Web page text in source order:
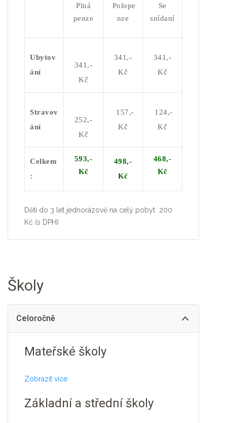
Plná
penze
Polope
nze
Se
snídaní
Ubytov
ání
341,-
Kč
341,-
Kč
341,-
Kč
Stravov
ání
252,-
Kč
157,-
Kč
124,-
Kč
Celkem
:
593,-
Kč
498,-
Kč
468,-
Kč
Děti do 3 let jednorázově na celý pobyt 200
Kč (s DPH)
Školy
Celoročně
Mateřské školy
Plná penze
Zobrazit více
Základní a střední školy